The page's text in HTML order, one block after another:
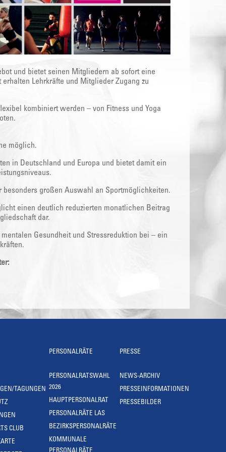
und bietet seinen Mitgliedern ab sofort eine
Lehrkräfte und Mitglieder Zugang zu
kombiniert werden – von Fitness und Yoga
möglich.
in Deutschland und Europa und bietet damit ein
großen Auswahl an Sportmöglichkeiten.
einen deutlich reduzierten monatlichen Beitrag
dar.
Gesundheit und Stressreduktion bei – ein
TAGUNGEN
CLUB
PERSONALRÄTE
PERSONALRATSWAHL
2026
HAUPTPERSONALRAT
PERSONALRÄTE LAS
BEZIRKSPERSONALRÄTE
KOMMUNALE
PRESSE
NEWS-ARCHIV
PRESSEINFORMATIONEN
PRESSEBILDER